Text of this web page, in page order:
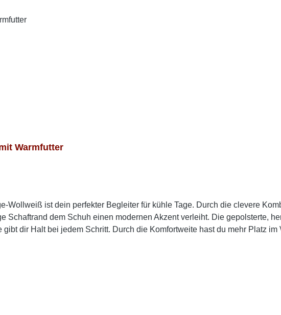
Warmfutter
Wollweiß ist dein perfekter Begleiter für kühle Tage. Durch die clevere
Schaftrand dem Schuh einen modernen Akzent verleiht. Die gepolsterte,
dir Halt bei jedem Schritt. Durch die Komfortweite hast du mehr Platz